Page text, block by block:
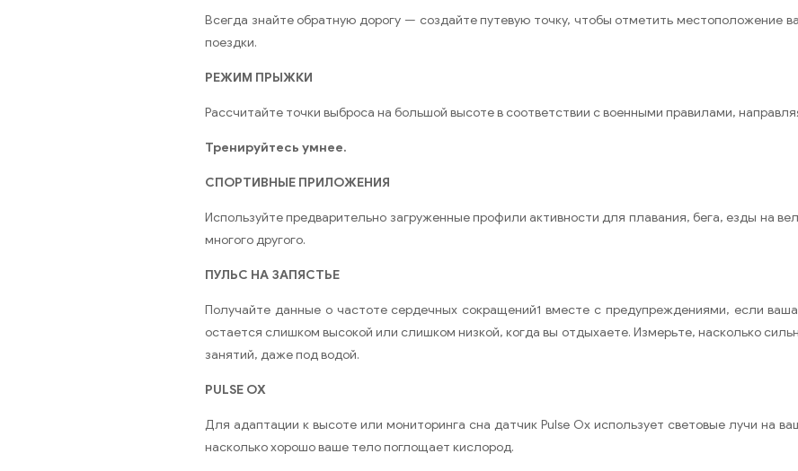
Всегда знайте обратную дорогу — создайте путевую точку, чтобы отметить местоположение
поездки.
РЕЖИМ ПРЫЖКИ
Рассчитайте точки выброса на большой высоте в соответствии с военными правилами,
Тренируйтесь умнее.
СПОРТИВНЫЕ ПРИЛОЖЕНИЯ
Используйте предварительно загруженные профили активности для плавания, бега, езды на
многого другого.
ПУЛЬС НА ЗАПЯСТЬЕ
Получайте данные о частоте сердечных сокращений1 вместе с предупреждениями, если
остается слишком высокой или слишком низкой, когда вы отдыхаете. Измерьте, насколько
занятий, даже под водой.
PULSE OX
Для адаптации к высоте или мониторинга сна датчик Pulse Ox использует световые лучи на
насколько хорошо ваше тело поглощает кислород.